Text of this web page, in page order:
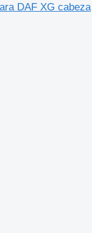
DAF XG cabeza